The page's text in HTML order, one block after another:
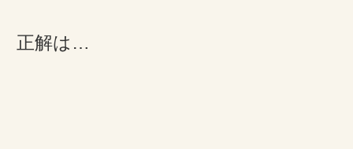
正解は…